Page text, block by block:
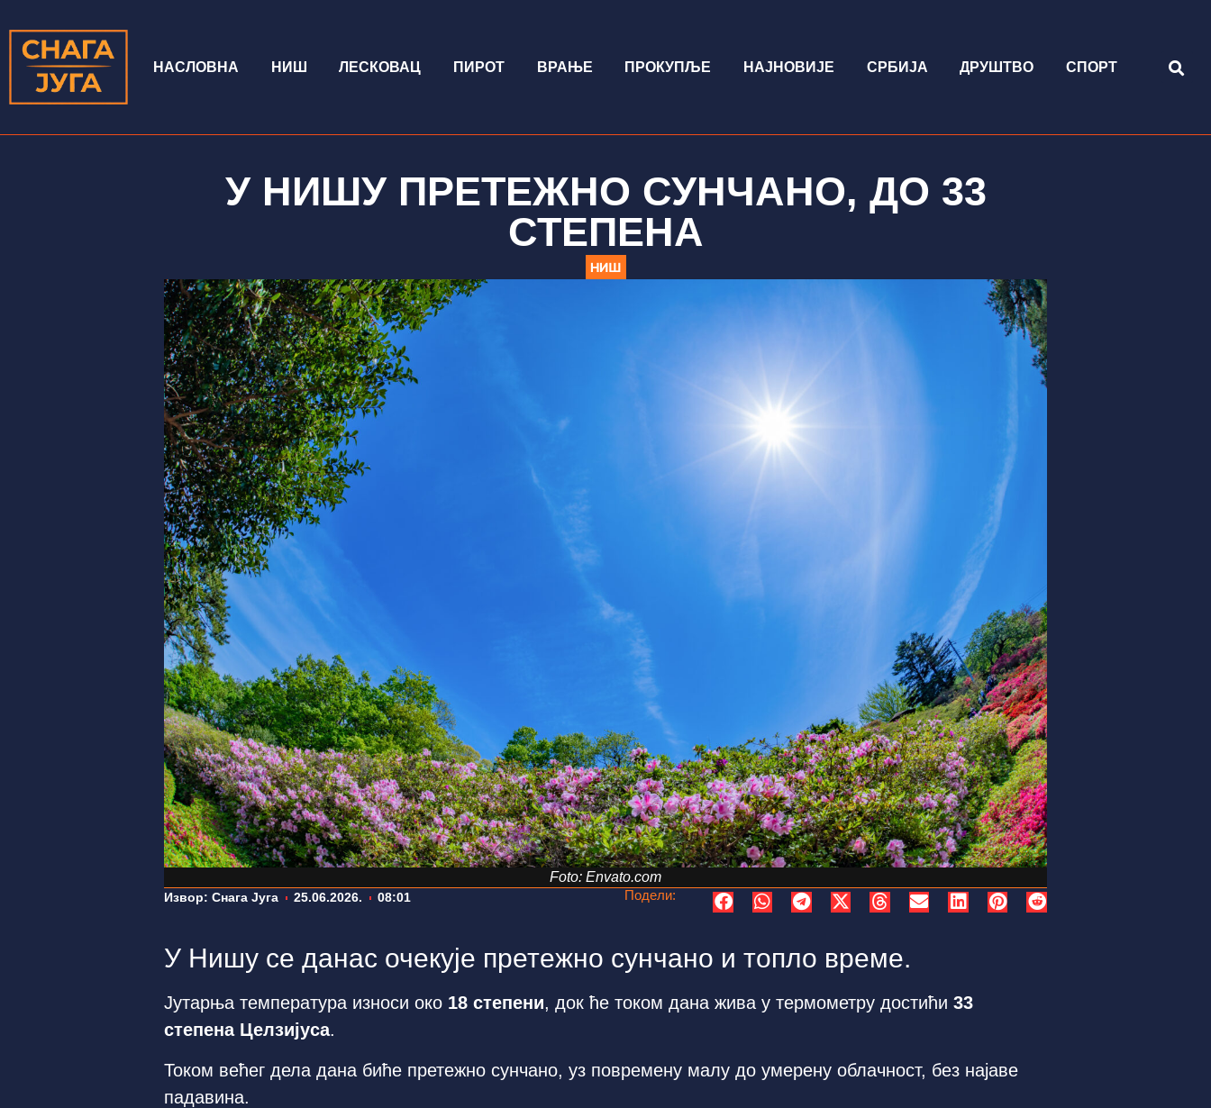
НАСЛОВНА НИШ ЛЕСКОВАЦ ПИРОТ ВРАЊЕ ПРОКУПЉЕ НАЈНОВИЈЕ СРБИЈА ДРУШТВО СПОРТ
У НИШУ ПРЕТЕЖНО СУНЧАНО, ДО 33
СТЕПЕНА
НИШ
Foto: Envato.com
Извор: Снага Југа 25.06.2026. 08:01 Подели:
У Нишу се данас очекује претежно сунчано и топло време.
Јутарња температура износи око 18 степени, док ће током дана жива у термометру достићи 33
степена Целзијуса.
Током већег дела дана биће претежно сунчано, уз повремену малу до умерену облачност, без најаве
падавина.